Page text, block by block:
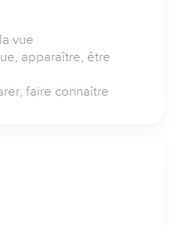
vue
apparaître, être
faire connaître